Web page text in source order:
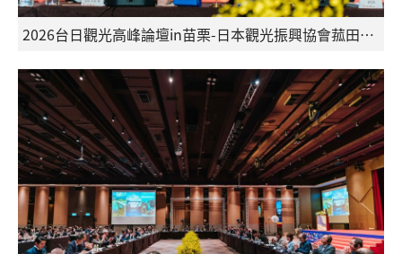
2026台日觀光高峰論壇in苗栗-日本觀光振興協會菰田正信會長致詞